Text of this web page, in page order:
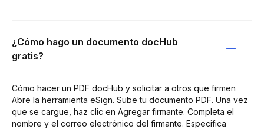
¿Cómo hago un documento docHub
gratis?
Cómo hacer un PDF docHub y solicitar a otros que firmen
Abre la herramienta eSign. Sube tu documento PDF. Una vez
que se cargue, haz clic en Agregar firmante. Completa el
nombre y el correo electrónico del firmante. Especifica